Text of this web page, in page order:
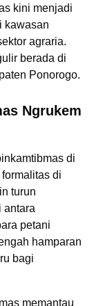
kini menjadi
kawasan
agraria.
berada di
Ponorogo.
Ngrukem
di
di
turun
antara
petani
hamparan
bagi
memantau